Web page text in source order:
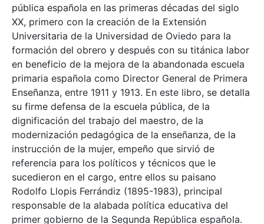
pública española en las primeras décadas del siglo
XX, primero con la creación de la Extensión
Universitaria de la Universidad de Oviedo para la
formación del obrero y después con su titánica labor
en beneficio de la mejora de la abandonada escuela
primaria española como Director General de Primera
Enseñanza, entre 1911 y 1913. En este libro, se detalla
su firme defensa de la escuela pública, de la
dignificación del trabajo del maestro, de la
modernización pedagógica de la enseñanza, de la
instrucción de la mujer, empeño que sirvió de
referencia para los políticos y técnicos que le
sucedieron en el cargo, entre ellos su paisano
Rodolfo Llopis Ferrándiz (1895-1983), principal
responsable de la alabada política educativa del
primer gobierno de la Segunda República española.